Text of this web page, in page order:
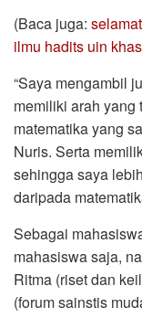
(Baca juga:
ilmu hadits uin
“Saya mengambil
memiliki arah
matematika yang
Nuris. Serta
sehingga saya
daripada
Sebagai
mahasiswa saja,
Ritma (riset dan
(forum sainstis